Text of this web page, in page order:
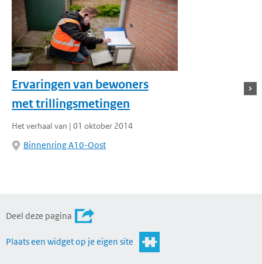
Ervaringen van bewoners
met trillingsmetingen
Het verhaal van | 01 oktober 2014
Binnenring A10-Oost
Deel deze pagina
Plaats een widget op je eigen site